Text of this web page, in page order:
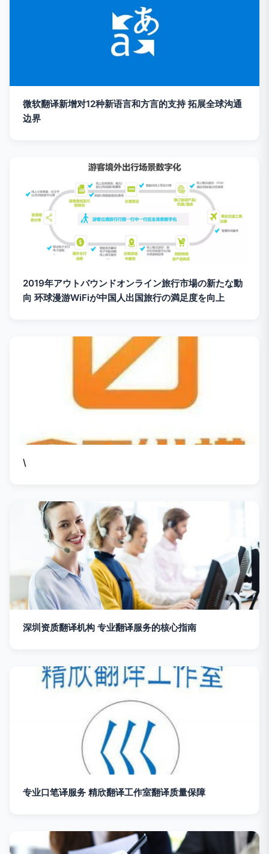
微软翻译新增对12种新语言和方言的支持 拓展全球沟通
边界
2019年アウトバウンドオンライン旅行市場の新たな動
向 环球漫游WiFiが中国人出国旅行の満足度を向上
\
深圳资质翻译机构 专业翻译服务的核心指南
专业口笔译服务 精欣翻译工作室翻译质量保障